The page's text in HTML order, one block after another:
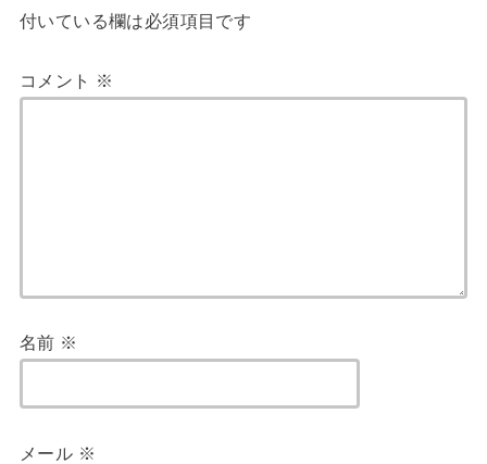
付いている欄は必須項目です
コメント ※
名前 ※
メール ※